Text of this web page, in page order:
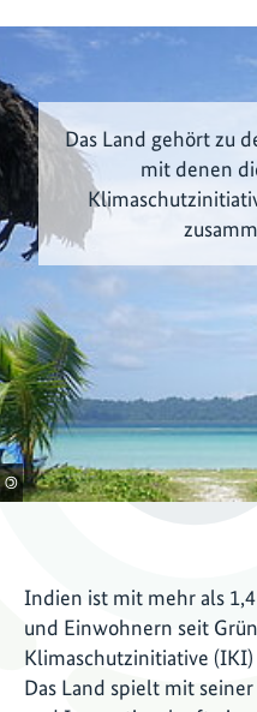
Das Land gehört zu
mit denen
©
Indien ist mit mehr als
und Einwohnern seit
Klimaschutzinitiative
Das Land spielt mit